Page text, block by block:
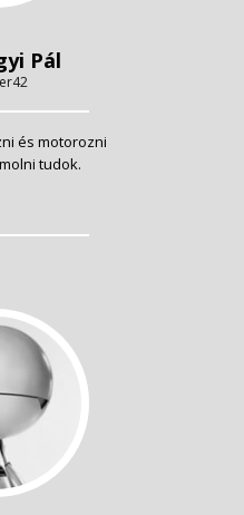
Pál
és motorozni
tudok.